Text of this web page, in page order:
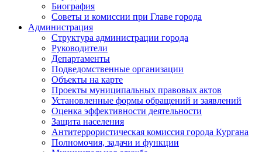
Биография
Советы и комиссии при Главе города
Администрация
Структура администрации города
Руководители
Департаменты
Подведомственные организации
Объекты на карте
Проекты муниципальных правовых актов
Установленные формы обращений и заявлений
Оценка эффективности деятельности
Защита населения
Антитеррористическая комиссия города Кургана
Полномочия, задачи и функции